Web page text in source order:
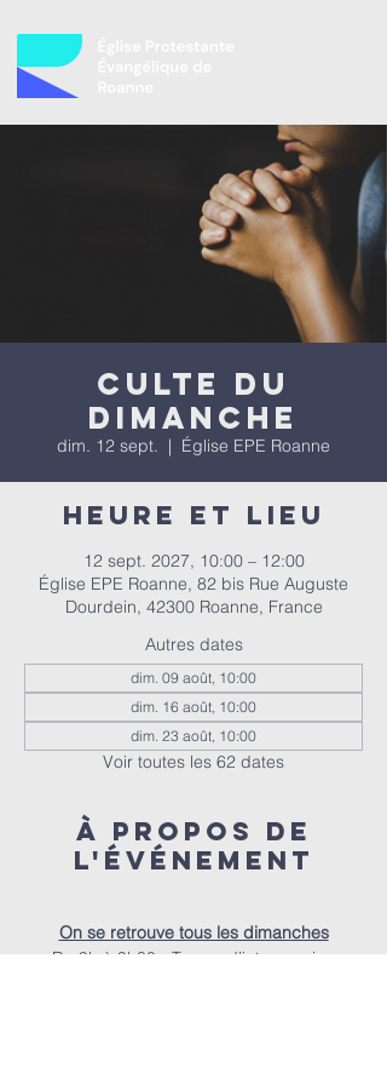
Culte du
dimanche
dim. 12 sept.
  |
Église EPE Roanne
Heure et lieu
12 sept. 2027, 10:00 – 12:00
Église EPE Roanne, 82 bis Rue Auguste
Dourdein, 42300 Roanne, France
Autres dates
dim. 09 août, 10:00
dim. 16 août, 10:00
dim. 23 août, 10:00
Voir toutes les 62 dates
À propos de
l'événement
On se retrouve tous les dimanches
De 9h à 9h30 - Temps d’intercession